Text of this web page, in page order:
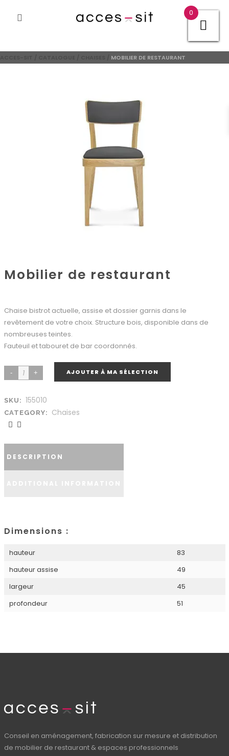
MOBILIER DE RESTAURANT
Mobilier de restaurant
Chaise bistrot actuelle, assise et dossier garnis dans le
revêtement de votre choix. Structure bois, disponible dans de
nombreuses teintes.
Fauteuil et tabouret de bar coordonnés.
AJOUTER À MA SÉLECTION
SKU: 155010
CATEGORY: Chaises
DESCRIPTION
Dimensions :
hauteur
83
hauteur assise
49
largeur
45
profondeur
51
Conseil en aménagement, fabrication sur mesure et distribution
de mobilier de restaurant & espaces professionnels
0